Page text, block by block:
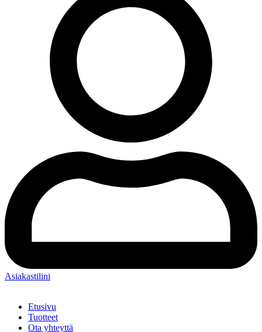
Asiakastilini
Etusivu
Tuotteet
Ota yhteyttä